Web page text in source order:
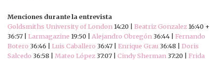
Menciones durante la entrevista
Goldsmiths University of London 14:20 | Beatriz Gonzalez 16:40 +
36:57 | Larmagazine 19:50 | Alejandro Obregón 36:44 | Fernando
Botero 36:46 | Luis Caballero 36:47 | Enrique Grau 36:48 | Doris
Salcedo 36:58 | Mateo López 37:07 | Cindy Sherman 37:20 | Frida